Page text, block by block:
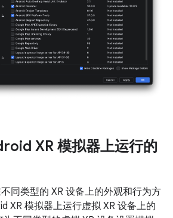
XR 模拟器上运行的
同类型的 XR 设备上的外观和行为方
XR 模拟器上运行虚拟 XR 设备上的